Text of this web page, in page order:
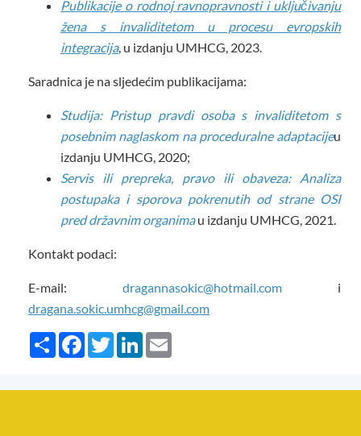
Publikacije o rodnoj ravnopravnosti i uključivanju
žena s invaliditetom u procesu evropskih
integracija, u izdanju UMHCG, 2023.
Saradnica je na sljedećim publikacijama:
Studija: Pristup pravdi osoba s invaliditetom s
posebnim naglaskom na proceduralne adaptacijeu
izdanju UMHCG, 2020;
Servis ili prepreka, pravo ili obaveza: Analiza
postupaka i sporova pokrenutih od strane OSI
pred državnim organimau izdanju UMHCG, 2021.
Kontakt podaci:
E-mail: dragannasokic@hotmail.com i
dragana.sokic.umhcg@gmail.com
Share FacebookTwitterLinkedIn